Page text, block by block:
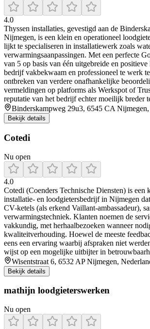
4.0
Thyssen installaties, gevestigd aan de
Nijmegen, is een klein en operationeel
lijkt te specialiseren in installatiewerk zoals
verwarmingsaanpassingen. Met een perfecte
van 5 op basis van één uitgebreide en
bedrijf vakbekwaam en professioneel te werk
ontbreken van verdere onafhankelijke
vermeldingen op platforms als Werkspot of
reputatie van het bedrijf echter moeilijk breder
Binderskampweg 29u3, 6545 CA
Bekijk details
Cotedi
Nu open
4.0
Cotedi (Coenders Technische Diensten) is een
installatie- en loodgietersbedrijf in Nijmegen
CV-ketels (als erkend Vaillant-ambassadeur),
verwarmingstechniek. Klanten noemen de
vakkundig, met herhaalbezoeken wanneer
kwaliteitverhouding. Hoewel de meeste
eens een ervaring waarbij afspraken niet
wijst op een mogelijke uitbijter in
Wisentstraat 6, 6532 AP Nijmegen,
Bekijk details
mathijn loodgieterswerken
Nu open